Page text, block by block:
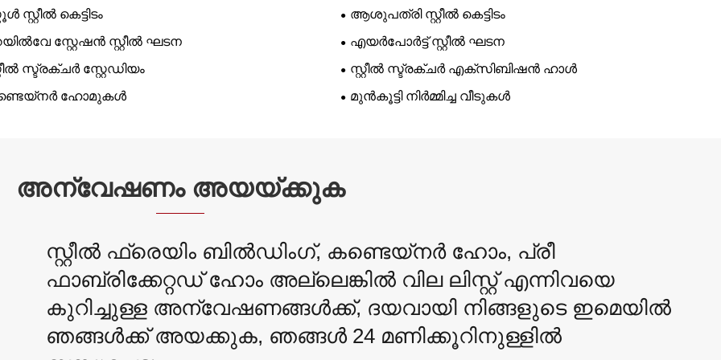
സ്റ്റീൽ കെട്ടിടം
ആശുപത്രി സ്റ്റീൽ കെട്ടിടം
സ്റ്റേഷൻ സ്റ്റീൽ ഘടന
എയർപോർട്ട് സ്റ്റീൽ ഘടന
സ്ട്രക്ചർ സ്റ്റേഡിയം
സ്റ്റീൽ സ്ട്രക്ചർ എക്സിബിഷൻ ഹാൾ
ഹോമുകൾ
മുൻകൂട്ടി നിർമ്മിച്ച വീടുകൾ
അന്വേഷണം അയയ്ക്കുക
സ്റ്റീൽ ഫ്രെയിം ബിൽഡിംഗ്, കണ്ടെയ്‌നർ ഹോം, പ്രീ
ഫാബ്രിക്കേറ്റഡ് ഹോം അല്ലെങ്കിൽ വില ലിസ്റ്റ് എന്നിവയെ
കുറിച്ചുള്ള അന്വേഷണങ്ങൾക്ക്, ദയവായി നിങ്ങളുടെ ഇമെയിൽ
ഞങ്ങൾക്ക് അയക്കുക, ഞങ്ങൾ 24 മണിക്കൂറിനുള്ളിൽ